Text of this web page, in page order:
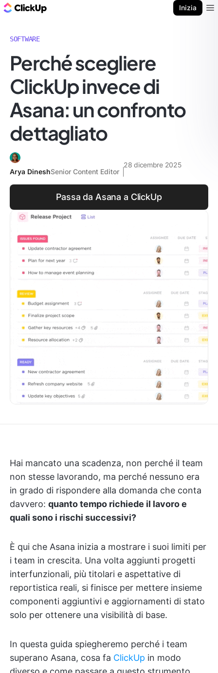
Inizia
SOFTWARE
Perché scegliere
ClickUp invece di
Asana: un confronto
dettagliato
Arya DineshSenior Content Editor
28 dicembre 2025
Passa da Asana a ClickUp
Hai mancato una scadenza, non perché il team
non stesse lavorando, ma perché nessuno era
in grado di rispondere alla domanda che conta
davvero: quanto tempo richiede il lavoro e
quali sono i rischi successivi?
È qui che Asana inizia a mostrare i suoi limiti per
i team in crescita. Una volta aggiunti progetti
interfunzionali, più titolari e aspettative di
reportistica reali, si finisce per mettere insieme
componenti aggiuntivi e aggiornamenti di stato
solo per ottenere una visibilità di base.
In questa guida spiegheremo perché i team
superano Asana, cosa fa ClickUp in modo